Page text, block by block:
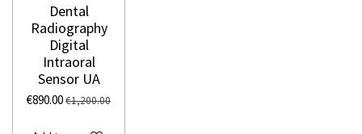
Dental
Radiography
Digital
Intraoral
Sensor UA
€890.00€1,200.00